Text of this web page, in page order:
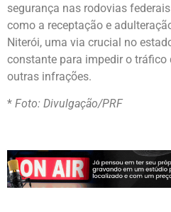
segurança nas rodovias
como a receptação e
Niterói, uma via crucial no
constante para impedir o tráfico
outras infrações.
* Foto: Divulgação/PRF